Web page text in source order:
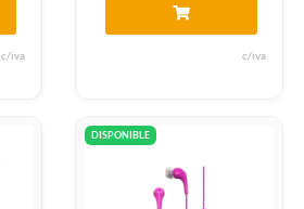
c/iva c/iva
DISPONIBLE